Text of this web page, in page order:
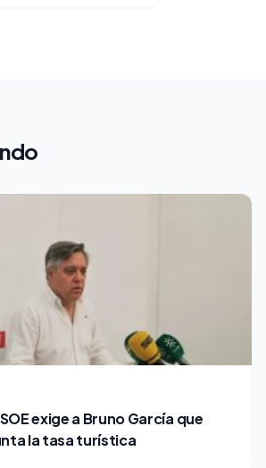
exige a Bruno García que
la tasa turística